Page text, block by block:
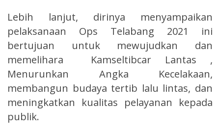
Lebih lanjut, dirinya menyampaikan
pelaksanaan Ops Telabang 2021 ini
bertujuan untuk mewujudkan dan
memelihara Kamseltibcar Lantas ,
Menurunkan Angka Kecelakaan,
membangun budaya tertib lalu lintas, dan
meningkatkan kualitas pelayanan kepada
publik.